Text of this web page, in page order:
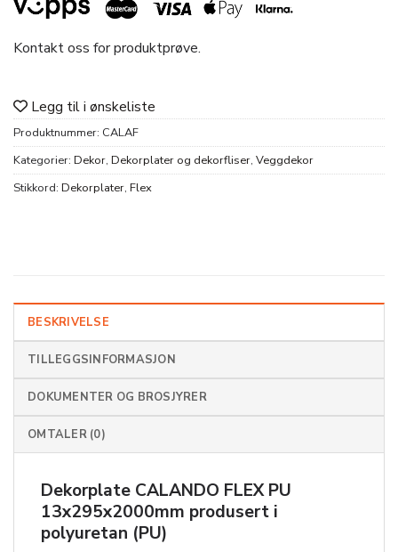
Kontakt oss for produktprøve.
Legg til i ønskeliste
Produktnummer: CALAF
Kategorier: Dekor, Dekorplater og dekorfliser, Veggdekor
Stikkord: Dekorplater, Flex
BESKRIVELSE
TILLEGGSINFORMASJON
DOKUMENTER OG BROSJYRER
OMTALER (0)
Dekorplate CALANDO FLEX PU
13x295x2000mm produsert i
polyuretan (PU)